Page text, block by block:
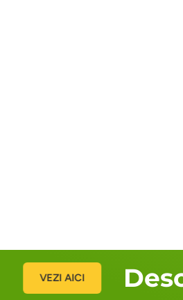
VEZI AICI